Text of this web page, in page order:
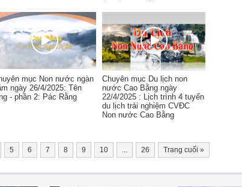
mục Non nước ngàn
ngày 26/4/2025: Tên
- phần 2: Pác Rằng
Chuyên mục Du lịch non
nước Cao Bằng ngày
22/4/2025 : Lịch trình 4 tuyến
du lịch trải nghiệm CVĐC
Non nước Cao Bằng
5 6 7 8 9 10 ... 26 Trang cuối »